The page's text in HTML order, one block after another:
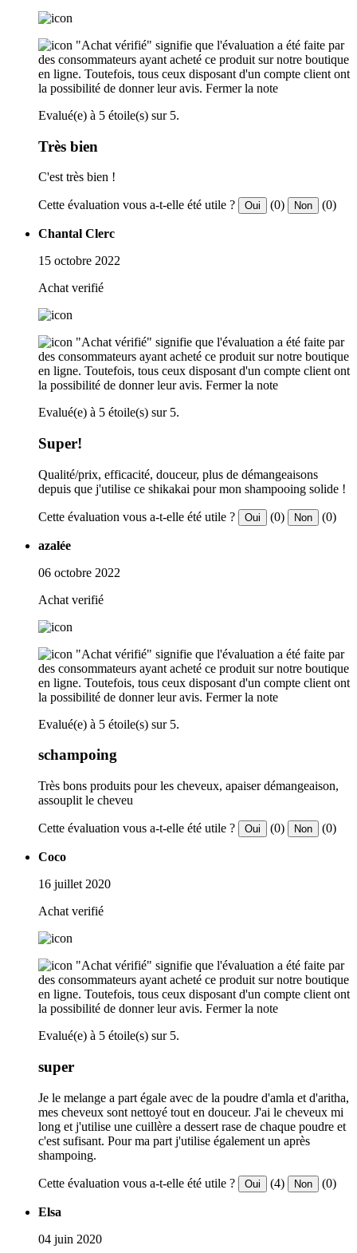
"Achat vérifié" signifie que l'évaluation a été faite par
des consommateurs ayant acheté ce produit sur notre boutique
en ligne. Toutefois, tous ceux disposant d'un compte client ont
la possibilité de donner leur avis. Fermer la note
Evalué(e) à 5 étoile(s) sur 5.
Très bien
C'est très bien !
Cette évaluation vous a-t-elle été utile ? Oui (0) Non (0)
Chantal Clerc
15 octobre 2022
Achat verifié
"Achat vérifié" signifie que l'évaluation a été faite par
des consommateurs ayant acheté ce produit sur notre boutique
en ligne. Toutefois, tous ceux disposant d'un compte client ont
la possibilité de donner leur avis. Fermer la note
Evalué(e) à 5 étoile(s) sur 5.
Super!
Qualité/prix, efficacité, douceur, plus de démangeaisons
depuis que j'utilise ce shikakai pour mon shampooing solide !
Cette évaluation vous a-t-elle été utile ? Oui (0) Non (0)
azalée
06 octobre 2022
Achat verifié
"Achat vérifié" signifie que l'évaluation a été faite par
des consommateurs ayant acheté ce produit sur notre boutique
en ligne. Toutefois, tous ceux disposant d'un compte client ont
la possibilité de donner leur avis. Fermer la note
Evalué(e) à 5 étoile(s) sur 5.
schampoing
Très bons produits pour les cheveux, apaiser démangeaison,
assouplit le cheveu
Cette évaluation vous a-t-elle été utile ? Oui (0) Non (0)
Coco
16 juillet 2020
Achat verifié
"Achat vérifié" signifie que l'évaluation a été faite par
des consommateurs ayant acheté ce produit sur notre boutique
en ligne. Toutefois, tous ceux disposant d'un compte client ont
la possibilité de donner leur avis. Fermer la note
Evalué(e) à 5 étoile(s) sur 5.
super
Je le melange a part égale avec de la poudre d'amla et d'aritha,
mes cheveux sont nettoyé tout en douceur. J'ai le cheveux mi
long et j'utilise une cuillère a dessert rase de chaque poudre et
c'est sufisant. Pour ma part j'utilise également un après
shampoing.
Cette évaluation vous a-t-elle été utile ? Oui (4) Non (0)
Elsa
04 juin 2020